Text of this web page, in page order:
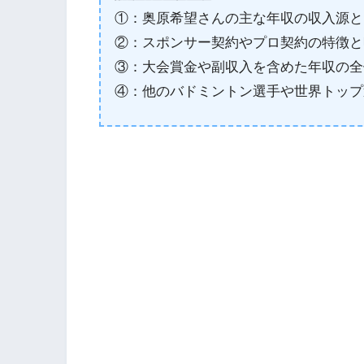
①：奥原希望さんの主な年収の収入源
②：スポンサー契約やプロ契約の特徴
③：大会賞金や副収入を含めた年収の
④：他のバドミントン選手や世界トッ